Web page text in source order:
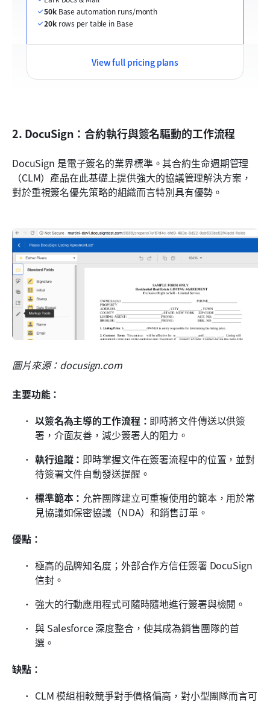
50k Base automation runs/month
20k rows per table in Base
View full pricing plans
2. DocuSign：合約執行與簽名驅動的工作流程
DocuSign 是電子簽名的業界標準。其合約生命週期管理
（CLM）產品在此基礎上提供強大的協議管理解決方案，
對於重視簽名優先策略的組織而言特別具有優勢。
圖片來源：docusign.com
主要功能：
以簽名為主導的工作流程： 即時將文件傳送以供簽
署，介面友善，減少簽署人的阻力。
執行追蹤： 即時掌握文件在簽署流程中的位置，並對
待簽署文件自動發送提醒。
標準範本： 允許團隊建立可重複使用的範本，用於常
見協議如保密協議（NDA）和銷售訂單。
優點：
極高的品牌知名度；外部合作方信任簽署 DocuSign
信封。
強大的行動應用程式可隨時隨地進行簽署與檢閱。
與 Salesforce 深度整合，使其成為銷售團隊的首
選。
缺點：
CLM 模組相較競爭對手價格偏高，對小型團隊而言可